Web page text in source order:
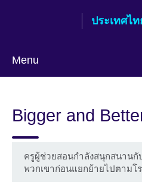
ประเทศไท
Menu
Bigger and
ครูผู้ช่วยสอนกำลังสนุกสนาน
พวกเขาก่อนแยกย้ายไปตามโร